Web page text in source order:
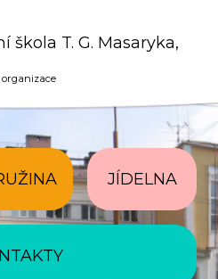
škola T. G. Masaryka,
JÍDELNA